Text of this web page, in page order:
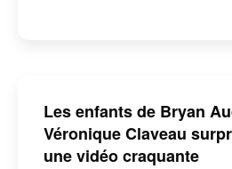
Les enfants de Bryan
Véronique Claveau
une vidéo craquante